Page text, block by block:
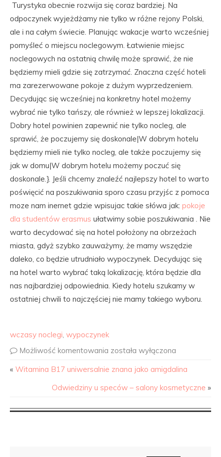
Turystyka obecnie rozwija się coraz bardziej. Na
odpoczynek wyjeżdżamy nie tylko w różne rejony Polski,
ale i na całym świecie. Planując wakacje warto wcześniej
pomyśleć o miejscu noclegowym. Łatwienie miejsc
noclegowych na ostatnią chwilę może sprawić, że nie
będziemy mieli gdzie się zatrzymać. Znaczna część hoteli
ma zarezerwowane pokoje z dużym wyprzedzeniem.
Decydując się wcześniej na konkretny hotel możemy
wybrać nie tylko tańszy, ale również w lepszej lokalizacji.
Dobry hotel powinien zapewnić nie tylko nocleg, ale
sprawić, że poczujemy się doskonale|W dobrym hotelu
będziemy mieli nie tylko nocleg, ale także poczujemy się
jak w domu|W dobrym hotelu możemy poczuć się
doskonale.}. Jeśli chcemy znaleźć najlepszy hotel to warto
poświęcić na poszukiwania sporo czasu przyjśc z pomoca
moze nam inernet gdzie wpisujac takie słówa jak: pokoje
dla studentów erasmus ułatwimy sobie poszukiwania . Nie
warto decydować się na hotel położony na obrzeżach
miasta, gdyż szybko zauważymy, że mamy wszędzie
daleko, co będzie utrudniało wypoczynek. Decydując się
na hotel warto wybrać taką lokalizację, która będzie dla
nas najbardziej odpowiednia. Kiedy hotelu szukamy w
ostatniej chwili to najczęściej nie mamy takiego wyboru.
wczasy noclegi, wypoczynek
Możliwość komentowania została wyłączona
« Witamina B17 uniwersalnie znana jako amigdalina
Odwiedziny u speców – salony kosmetyczne »